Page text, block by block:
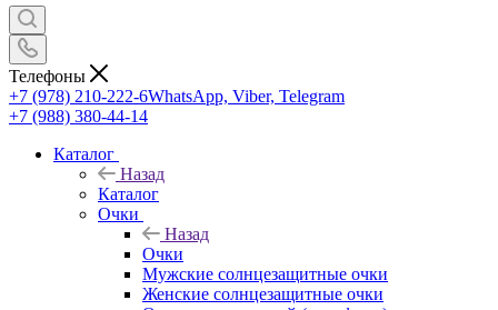
Телефоны
+7 (978) 210-222-6WhatsApp, Viber, Telegram
+7 (988) 380-44-14
Каталог
Назад
Каталог
Очки
Назад
Очки
Мужские солнцезащитные очки
Женские солнцезащитные очки